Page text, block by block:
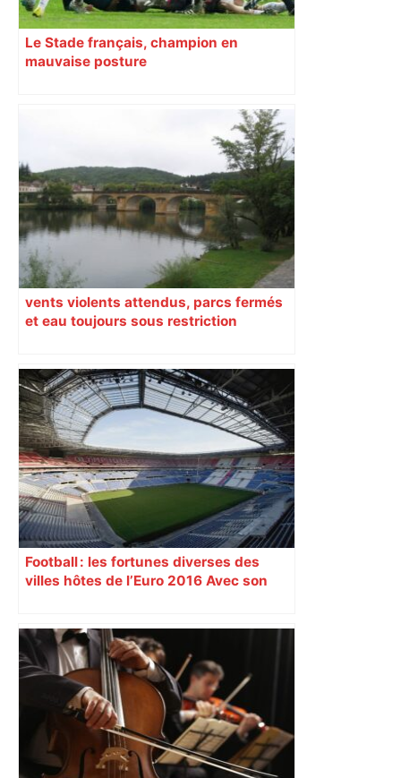
Le Stade français, champion en
mauvaise posture
vents violents attendus, parcs fermés
et eau toujours sous restriction
Football : les fortunes diverses des
villes hôtes de l’Euro 2016 Avec son
vivre un Euro exaltant grâce à un tirage
au sort favorable. Toutes les cités n’ont
pas été aussi gâtées.